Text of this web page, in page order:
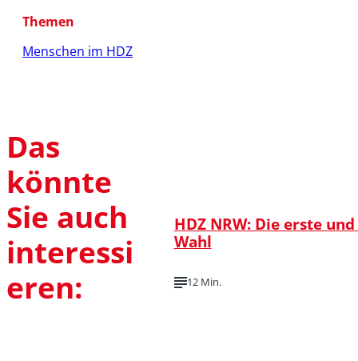
Themen
Menschen im HDZ
Das
könnte
Sie auch
interessi
eren:
HDZ NRW: Die erste
Wahl
12 Min.